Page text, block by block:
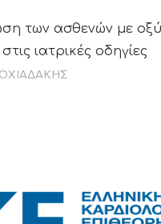
των ασθενών με οξύ
ιατρικές οδηγίες